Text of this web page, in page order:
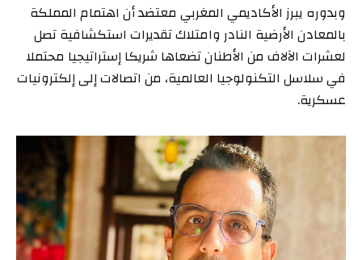
وبدوره يبرز الأكاديمي المغربي معتضد أن اهتمام المملكة
بالمعادن الأرضية النادر وامتلاك تقديرات استكشافية تصل
لعشرات الآلاف من الأطنان تضعاها شريكا إستراتيجيا محتملا
في سلاسل التكنولوجيا العالمية، من اتصالات إلى إلكترونيات
عسكرية.